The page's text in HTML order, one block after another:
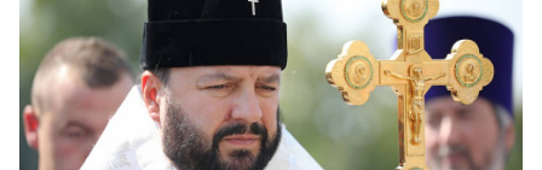
деятельность с нарушением требований
законодательства. Он не признал вину, пояснив,
что проводил богослужение, что не является
миссионерской деятельностью. «Поскольку я
проводил […]